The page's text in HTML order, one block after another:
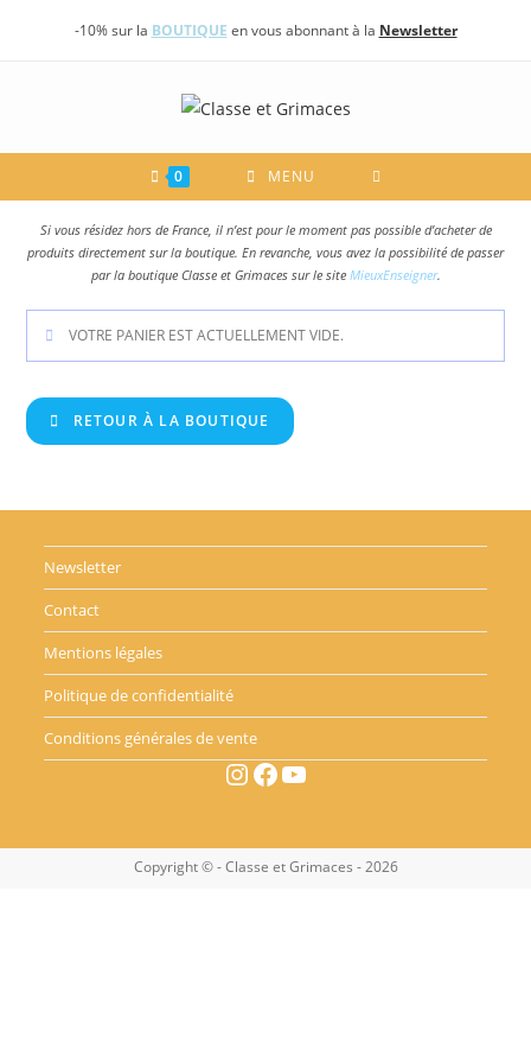
-10% sur la BOUTIQUE en vous abonnant à la Newsletter
0 MENU
Si vous résidez hors de France, il n’est pour le moment pas possible d’acheter de
produits directement sur la boutique. En revanche, vous avez la possibilité de passer
par la boutique Classe et Grimaces sur le site MieuxEnseigner.
VOTRE PANIER EST ACTUELLEMENT VIDE.
RETOUR À LA BOUTIQUE
Newsletter
Contact
Mentions légales
Politique de confidentialité
Conditions générales de vente
Instagram Facebook YouTube
Copyright © - Classe et Grimaces - 2026